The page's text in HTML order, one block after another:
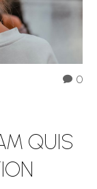
0
QUIS